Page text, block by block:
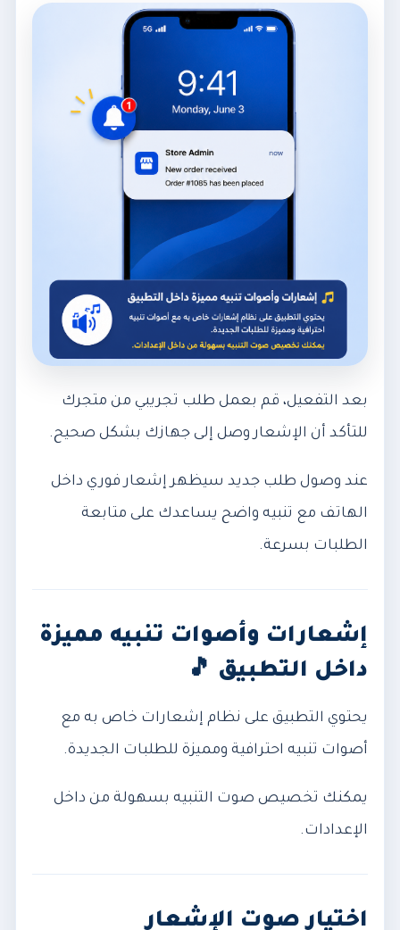
بعد التفعيل، قم بعمل طلب تجريبي من متجرك
للتأكد أن الإشعار وصل إلى جهازك بشكل صحيح.
عند وصول طلب جديد سيظهر إشعار فوري داخل
الهاتف مع تنبيه واضح يساعدك على متابعة
الطلبات بسرعة.
إشعارات وأصوات تنبيه مميزة
داخل التطبيق 🎵
يحتوي التطبيق على نظام إشعارات خاص به مع
أصوات تنبيه احترافية ومميزة للطلبات الجديدة.
يمكنك تخصيص صوت التنبيه بسهولة من داخل
الإعدادات.
اختيار صوت الإشعار